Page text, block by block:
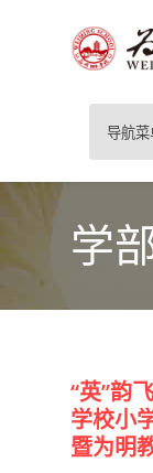
导航菜
学
“英”韵
学校小
暨为明